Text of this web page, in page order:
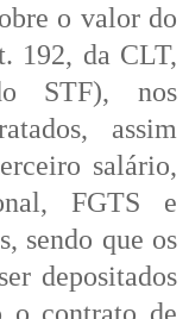
o valor do
192, da CLT,
STF), nos
assim
salário,
FGTS e
sendo que os
depositados